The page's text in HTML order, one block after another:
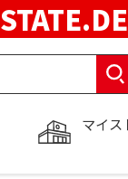
マイス